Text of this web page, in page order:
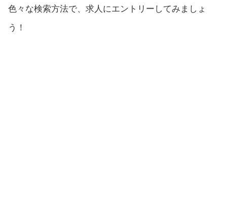
色々な検索方法で、求人にエントリーしてみましょ
う！